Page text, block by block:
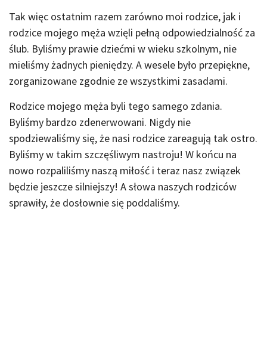
Tak więc ostatnim razem zarówno moi rodzice, jak i
rodzice mojego męża wzięli pełną odpowiedzialność za
ślub. Byliśmy prawie dziećmi w wieku szkolnym, nie
mieliśmy żadnych pieniędzy. A wesele było przepiękne,
zorganizowane zgodnie ze wszystkimi zasadami.
Rodzice mojego męża byli tego samego zdania.
Byliśmy bardzo zdenerwowani. Nigdy nie
spodziewaliśmy się, że nasi rodzice zareagują tak ostro.
Byliśmy w takim szczęśliwym nastroju! W końcu na
nowo rozpaliliśmy naszą miłość i teraz nasz związek
będzie jeszcze silniejszy! A słowa naszych rodziców
sprawiły, że dosłownie się poddaliśmy.